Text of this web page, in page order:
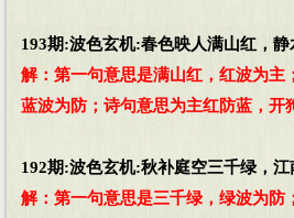
193期:波色玄机:春色映人满山红，静
解：第一句意思是满山红，红波为主
蓝波为防；诗句意思为主红防蓝，开
192期:波色玄机:秋补庭空三千绿，
解：第一句意思是三千绿，绿波为防